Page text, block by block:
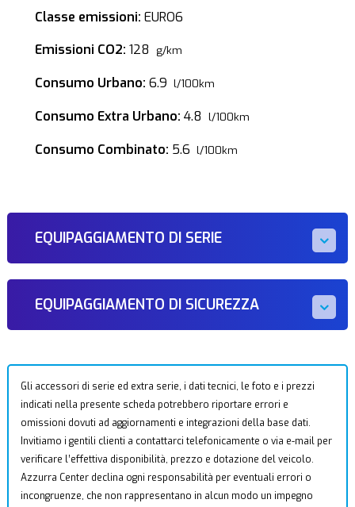
Classe emissioni: EURO6
Emissioni CO2: 128 g/km
Consumo Urbano: 6.9 l/100km
Consumo Extra Urbano: 4.8 l/100km
Consumo Combinato: 5.6 l/100km
EQUIPAGGIAMENTO DI SERIE
EQUIPAGGIAMENTO DI SICUREZZA
Gli accessori di serie ed extra serie, i dati tecnici, le foto e i prezzi
indicati nella presente scheda potrebbero riportare errori e
omissioni dovuti ad aggiornamenti e integrazioni della base dati.
Invitiamo i gentili clienti a contattarci telefonicamente o via e-mail per
verificare l’effettiva disponibilità, prezzo e dotazione del veicolo.
Azzurra Center declina ogni responsabilità per eventuali errori o
incongruenze, che non rappresentano in alcun modo un impegno